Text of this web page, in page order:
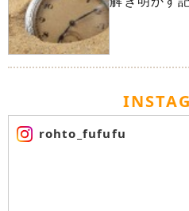
rohto_fufufu